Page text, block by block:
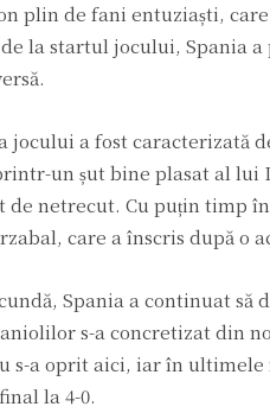
plin de fani entuziaști,
la startul jocului, Spania
jocului a fost caracterizată
un șut bine plasat al lui
de netrecut. Cu puțin timp
care a înscris după o
Spania a continuat să
s-a concretizat din
s-a oprit aici, iar în
la 4-0.